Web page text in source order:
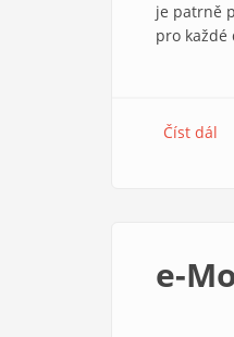
je patrně
pro každé
Číst dál
e-